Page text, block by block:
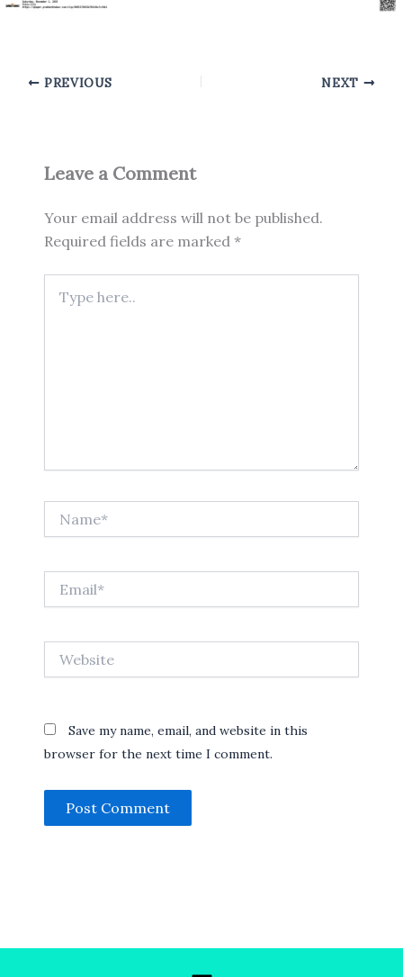
PREVIOUS NEXT
Leave a Comment
Your email address will not be published.
Required fields are marked *
here..
Save my name, email, and website in this
browser for the next time I comment.